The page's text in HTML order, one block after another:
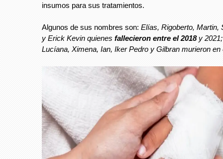
insumos para sus tratamientos.
Algunos de sus nombres son: Elías, Rigoberto, Martin,
y Erick Kevin quienes fallecieron entre el 2018y
Lucíana, Ximena, Ian, Iker Pedro y Gilbran murieron